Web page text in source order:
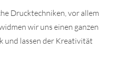
Drucktechniken, vor allem
wir uns einen ganzen
und lassen der Kreativität